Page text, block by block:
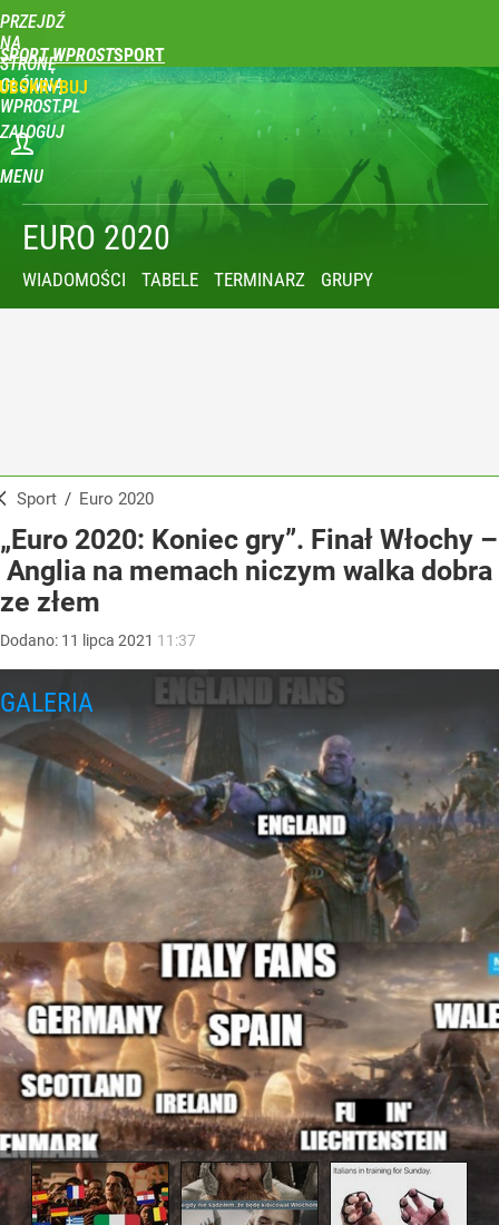
PRZEJDŹ
NA
STRONĘ
GŁÓWNĄ
WPROST.PL
SPORT WPROST
ZALOGUJ
MENU
EURO 2020
WIADOMOŚCI TABELE TERMINARZ GRUPY
Sport / Euro 2020
„Euro 2020: Koniec gry”. Finał Włochy –
Anglia na memach niczym walka dobra
ze złem
Dodano: 11 lipca 2021 11:37